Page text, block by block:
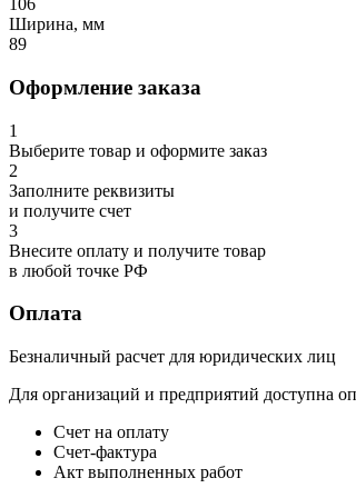
106
Ширина, мм
89
Оформление заказа
1
Выберите товар и оформите заказ
2
Заполните реквизиты
и получите счет
3
Внесите оплату и получите товар
в любой точке РФ
Оплата
Безналичный расчет для юридических лиц
Для организаций и предприятий доступна
Счет на оплату
Счет-фактура
Акт выполненных работ